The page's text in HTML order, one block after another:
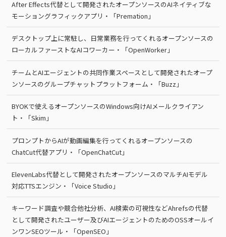
After Effects代替として開発されたオープンソースのAIネイティブな
モーショングラフィックアプリ・「Premation」
デスクトップ上に常駐し、日常業務を行ってくれるオープンソースの
ローカルファーストなAIコワーカー・「OpenWorker」
チームとAIエージェントの共同作業スペースとして開発されたオープ
ンソースのグループチャットプラットフォーム・「Buzz」
BYOKで使えるオープンソースのWindows向けAIメールクライアン
ト・「Skim」
プロンプトからAIが動画編集を行ってくれるオープンソースの
ChatCut代替アプリ・「OpenChatCut」
ElevenLabs代替として開発されたオープンソースのマルチAIモデル
対応TTSエンジン・「Voice Studio」
キーワード調査や競合他社分析、AI検索の可視性などAhrefsの代替
として開発されたユーザー及びAIエージェントのためのOSSオールイ
ンワンSEOツール・「OpenSEO」